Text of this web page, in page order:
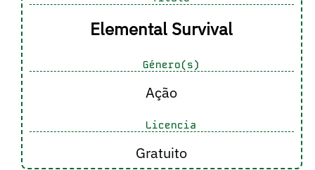
Elemental Survival
Género(s)
Ação
Licencia
Gratuito